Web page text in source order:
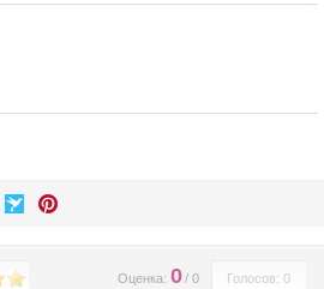
Голосов: 0
Оценка: 0/ 0